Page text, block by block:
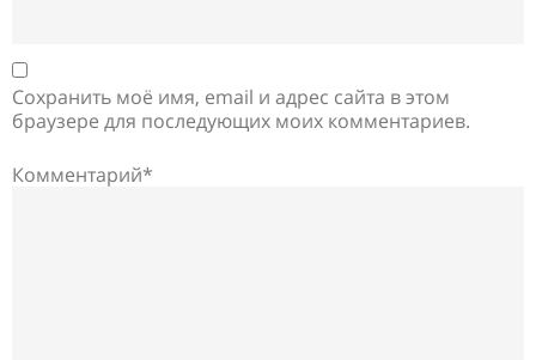
Сохранить моё имя, email и адрес сайта в этом
браузере для последующих моих комментариев.
Комментарий*